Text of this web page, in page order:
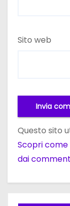
Sito web
Questo sito
Scopri
dai